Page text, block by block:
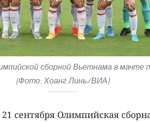
сборной Вьетнама в мачте
(Фото: Хоанг Линь/ВИА)
сентября Олимпийская